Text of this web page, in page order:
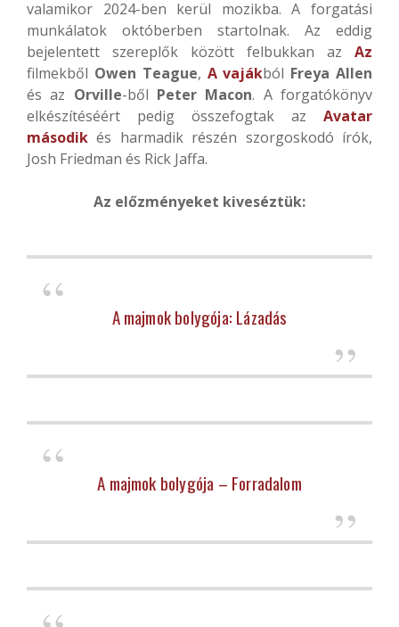
valamikor 2024-ben kerül mozikba. A forgatási
munkálatok októberben startolnak. Az eddig
bejelentett szereplők között felbukkan az Az
filmekből Owen Teague, A vajákból Freya Allen
és az Orville-ből Peter Macon. A forgatókönyv
elkészítéséért pedig összefogtak az Avatar
második és harmadik részén szorgoskodó írók,
Josh Friedman és Rick Jaffa.
Az előzményeket kiveséztük:
A majmok bolygója: Lázadás
A majmok bolygója – Forradalom